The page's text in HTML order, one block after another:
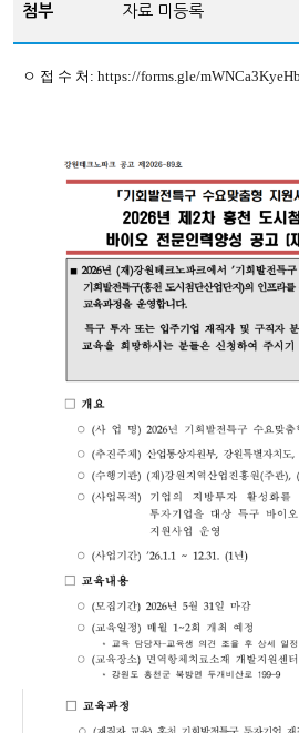
첨부 자료 미등록
ㅇ 접 수 처: https://forms.gle/